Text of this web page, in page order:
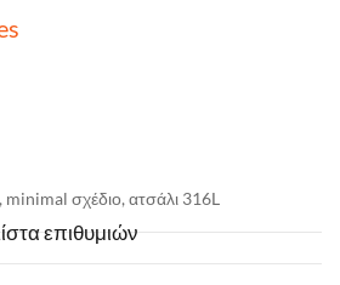
minimal σχέδιο, ατσάλι 316L
επιθυμιών